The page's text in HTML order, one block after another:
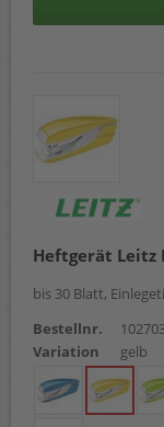
Heftgerät Leitz
bis 30 Blatt,
Bestellnr.
Variation
gelb